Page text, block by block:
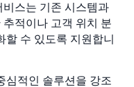
스는 기존 시스템과
적이나 고객 위치 분
할 수 있도록 지원합니
심적인 솔루션을 강조